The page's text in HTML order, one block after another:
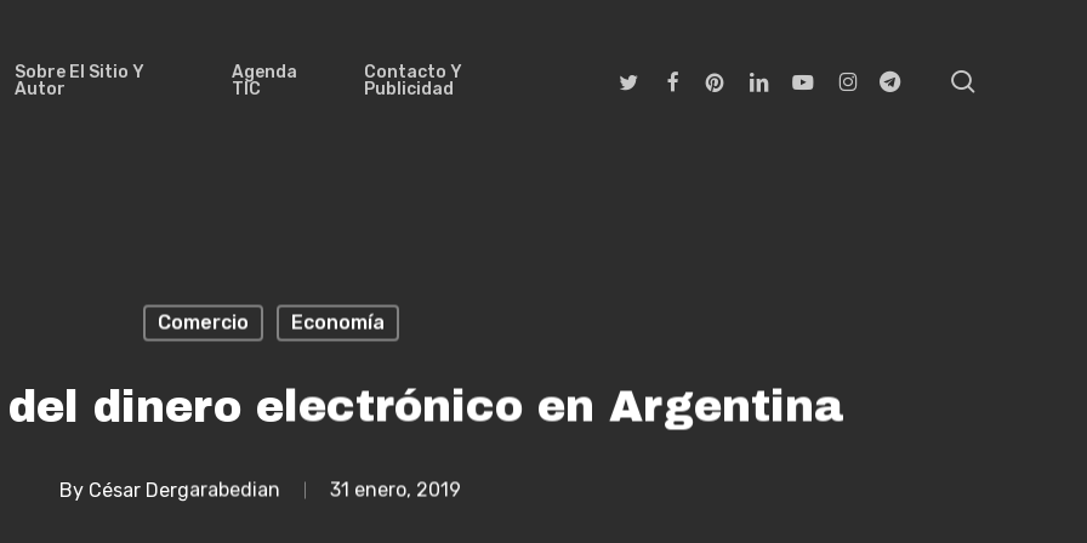
Sobre El Sitio Y
Autor
Agenda
TIC
Contacto Y
Publicidad
TwitterFacebookPinterestLinkedinYoutubeInstagramTelegram
Comercio Economía
del dinero electrónico en Argentina
By César Dergarabedian 31 enero, 2019